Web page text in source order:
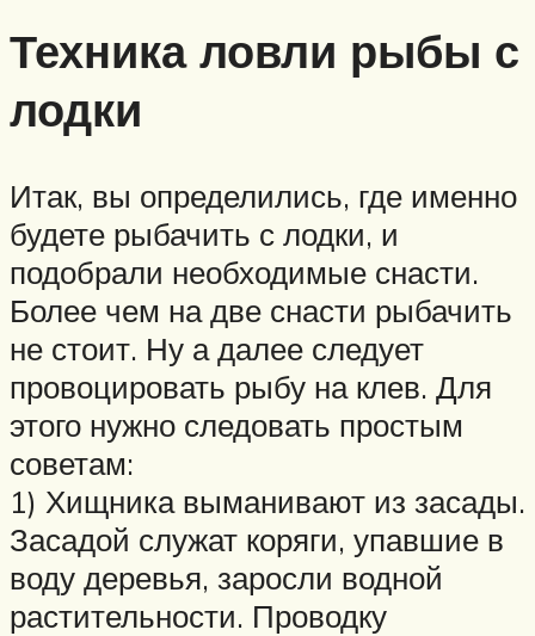
Техника ловли рыбы с
лодки
Итак, вы определились, где именно
будете рыбачить с лодки, и
подобрали необходимые снасти.
Более чем на две снасти рыбачить
не стоит. Ну а далее следует
провоцировать рыбу на клев. Для
этого нужно следовать простым
советам:
1) Хищника выманивают из засады.
Засадой служат коряги, упавшие в
воду деревья, заросли водной
растительности. Проводку